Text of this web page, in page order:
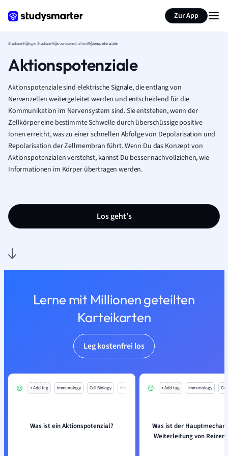
Zur App
StudiumBiologie StudiumNeurowissenschaftenAktionspotenziale
Aktionspotenziale
Aktionspotenziale sind elektrische Signale, die entlang von
Nervenzellen weitergeleitet werden und entscheidend für die
Kommunikation im Nervensystem sind. Sie entstehen, wenn der
Zellkörper eine bestimmte Schwelle durch überschüssige positive
Ionen erreicht, was zu einer schnellen Abfolge von Depolarisation und
Repolarisation der Zellmembran führt. Wenn Du das Konzept von
Aktionspotenzialen verstehst, kannst Du besser nachvollziehen, wie
Informationen im Körper übertragen werden.
Los geht’s
Lerne mit Millionen geteilten
Karteikarten
Leg kostenfrei los
+ Add tag Immunology Cell Biology Mo
Was ist ein Aktionspotenzial?
+ Add tag Immunology
Was ist der
Weiterleitung von Reizen